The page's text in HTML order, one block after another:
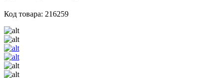
Код товара: 216259